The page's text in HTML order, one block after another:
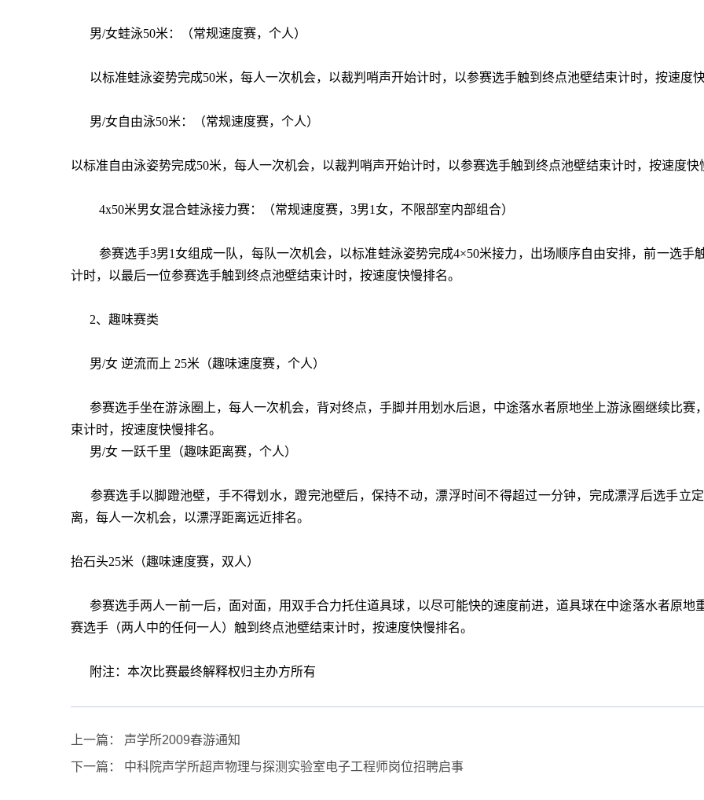
男/女蛙泳50米：（常规速度赛，个人）
以标准蛙泳姿势完成50米，每人一次机会，以裁判哨声开始计时，以参赛选手触到终点池壁结束计时，按速度快
男/女自由泳50米：（常规速度赛，个人）
以标准自由泳姿势完成50米，每人一次机会，以裁判哨声开始计时，以参赛选手触到终点池壁结束计时，按速度快
4x50米男女混合蛙泳接力赛：（常规速度赛，3男1女，不限部室内部组合）
参赛选手3男1女组成一队，每队一次机会，以标准蛙泳姿势完成4×50米接力，出场顺序自由安排，前一选手
计时，以最后一位参赛选手触到终点池壁结束计时，按速度快慢排名。
2、趣味赛类
男/女 逆流而上 25米（趣味速度赛，个人）
参赛选手坐在游泳圈上，每人一次机会，背对终点，手脚并用划水后退，中途落水者原地坐上游泳圈继续比赛
束计时，按速度快慢排名。
男/女 一跃千里（趣味距离赛，个人）
参赛选手以脚蹬池壁，手不得划水，蹬完池壁后，保持不动，漂浮时间不得超过一分钟，完成漂浮后选手立
离，每人一次机会，以漂浮距离远近排名。
抬石头25米（趣味速度赛，双人）
参赛选手两人一前一后，面对面，用双手合力托住道具球，以尽可能快的速度前进，道具球在中途落水者原地
赛选手（两人中的任何一人）触到终点池壁结束计时，按速度快慢排名。
附注：本次比赛最终解释权归主办方所有
上一篇：
声学所2009春游通知
下一篇：
中科院声学所超声物理与探测实验室电子工程师岗位招聘启事